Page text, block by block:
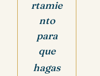
rtamie
nto
para
que
hagas